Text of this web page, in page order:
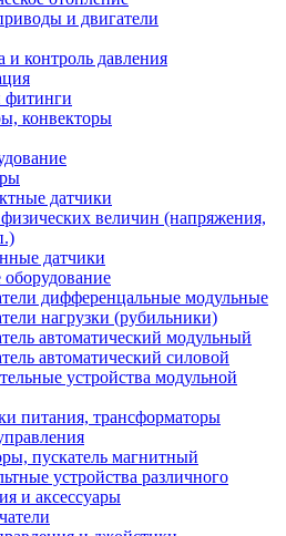
и двигатели
и контроль давления
конвекторы
датчики
величин (напряжения,
датчики
оборудование
дифференцальные модульные
нагрузки (рубильники)
автоматический модульный
автоматический силовой
устройства модульной
питания, трансформаторы
пускатель магнитный
устройства различного
и аксессуары